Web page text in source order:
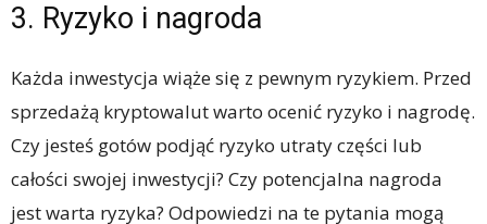
3. Ryzyko i nagroda
Każda inwestycja wiąże się z pewnym ryzykiem. Przed
sprzedażą kryptowalut warto ocenić ryzyko i nagrodę.
Czy jesteś gotów podjąć ryzyko utraty części lub
całości swojej inwestycji? Czy potencjalna nagroda
jest warta ryzyka? Odpowiedzi na te pytania mogą